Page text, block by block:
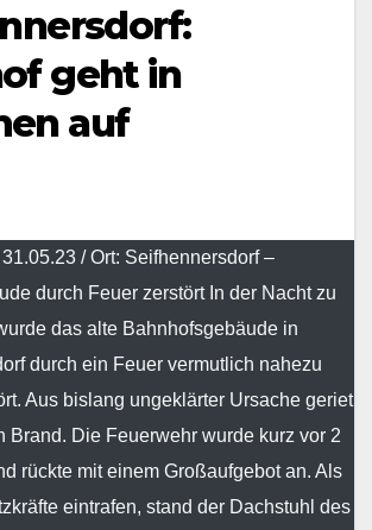
geht in
auf
/ Ort: Seifhennersdorf –
durch Feuer zerstört In der Nacht zu
das alte Bahnhofsgebäude in
durch ein Feuer vermutlich nahezu
Aus bislang ungeklärter Ursache geriet
Brand. Die Feuerwehr wurde kurz vor 2
rückte mit einem Großaufgebot an. Als
eintrafen, stand der Dachstuhl des